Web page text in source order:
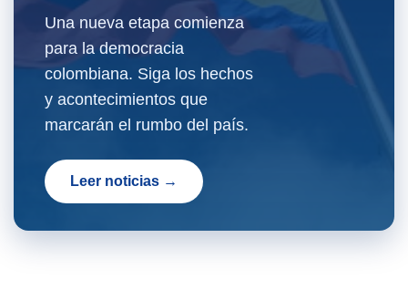
Una nueva etapa comienza
para la democracia
colombiana. Siga los hechos
y acontecimientos que
marcarán el rumbo del país.
Leer noticias →